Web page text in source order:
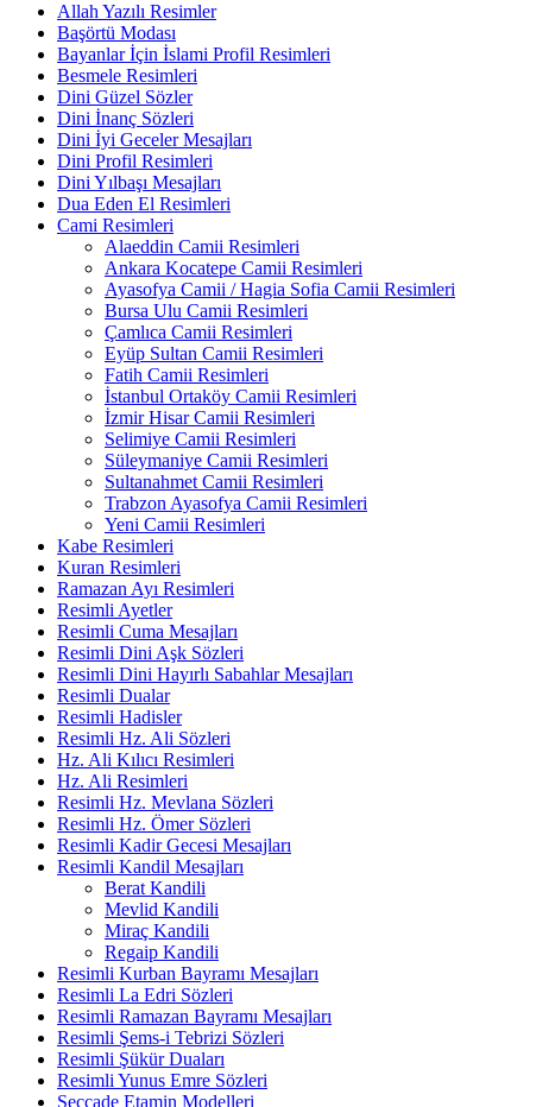
Allah Yazılı Resimler
Başörtü Modası
Bayanlar İçin İslami Profil Resimleri
Besmele Resimleri
Dini Güzel Sözler
Dini İnanç Sözleri
Dini İyi Geceler Mesajları
Dini Profil Resimleri
Dini Yılbaşı Mesajları
Dua Eden El Resimleri
Cami Resimleri
Alaeddin Camii Resimleri
Ankara Kocatepe Camii Resimleri
Ayasofya Camii / Hagia Sofia Camii Resimleri
Bursa Ulu Camii Resimleri
Çamlıca Camii Resimleri
Eyüp Sultan Camii Resimleri
Fatih Camii Resimleri
İstanbul Ortaköy Camii Resimleri
İzmir Hisar Camii Resimleri
Selimiye Camii Resimleri
Süleymaniye Camii Resimleri
Sultanahmet Camii Resimleri
Trabzon Ayasofya Camii Resimleri
Yeni Camii Resimleri
Kabe Resimleri
Kuran Resimleri
Ramazan Ayı Resimleri
Resimli Ayetler
Resimli Cuma Mesajları
Resimli Dini Aşk Sözleri
Resimli Dini Hayırlı Sabahlar Mesajları
Resimli Dualar
Resimli Hadisler
Resimli Hz. Ali Sözleri
Hz. Ali Kılıcı Resimleri
Hz. Ali Resimleri
Resimli Hz. Mevlana Sözleri
Resimli Hz. Ömer Sözleri
Resimli Kadir Gecesi Mesajları
Resimli Kandil Mesajları
Berat Kandili
Mevlid Kandili
Miraç Kandili
Regaip Kandili
Resimli Kurban Bayramı Mesajları
Resimli La Edri Sözleri
Resimli Ramazan Bayramı Mesajları
Resimli Şems-i Tebrizi Sözleri
Resimli Şükür Duaları
Resimli Yunus Emre Sözleri
Seccade Etamin Modelleri